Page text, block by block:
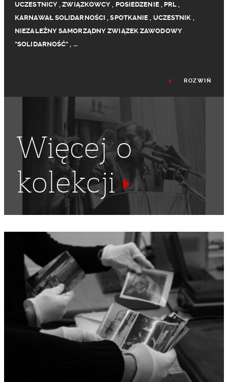
UCZESTNICY ,ZWIĄZKOWCY , POSIEDZENIE, PRL ,
KARNAWAŁ SOLIDARNOŚCI ,SPOTKANIE , UCZESTNIK ,
NIEZALEŻNY SAMORZĄDNY ZWIĄZEK ZAWODOWY
"SOLIDARNOŚĆ" , ...
DYSYDENCI NSZZ "SOLIDARNOŚĆ"
ROZWIŃ
Więcej o
kolekcji